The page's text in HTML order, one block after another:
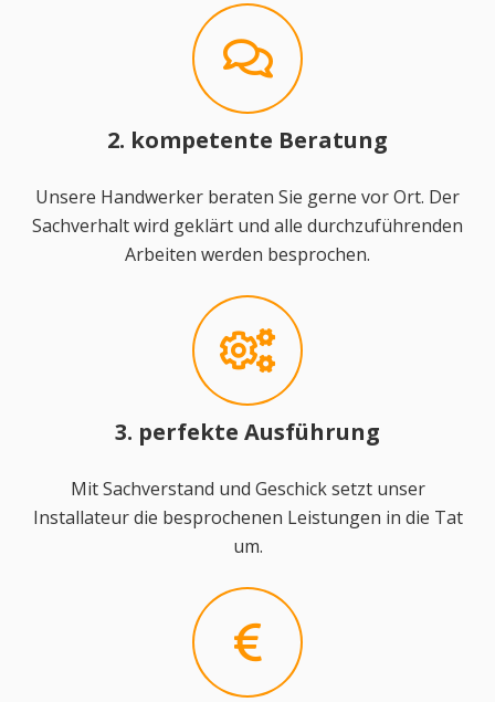
2. kompetente Beratung
Unsere Handwerker beraten Sie gerne vor Ort. Der
Sachverhalt wird geklärt und alle durchzuführenden
Arbeiten werden besprochen.
3. perfekte Ausführung
Mit Sachverstand und Geschick setzt unser
Installateur die besprochenen Leistungen in die Tat
um.